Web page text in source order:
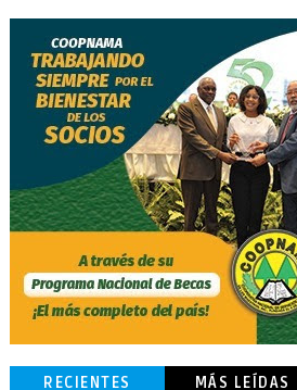
RECIENTES MÁS LEÍDAS